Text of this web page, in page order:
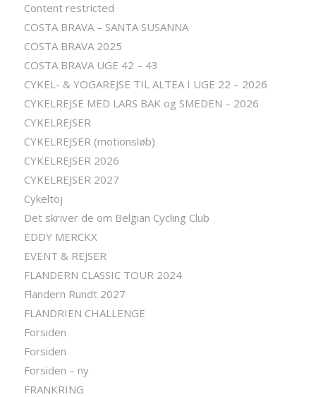
Content restricted
COSTA BRAVA – SANTA SUSANNA
COSTA BRAVA 2025
COSTA BRAVA UGE 42 – 43
CYKEL- & YOGAREJSE TIL ALTEA I UGE 22 – 2026
CYKELREJSE MED LARS BAK og SMEDEN – 2026
CYKELREJSER
CYKELREJSER (motionsløb)
CYKELREJSER 2026
CYKELREJSER 2027
Cykeltoj
Det skriver de om Belgian Cycling Club
EDDY MERCKX
EVENT & REJSER
FLANDERN CLASSIC TOUR 2024
Flandern Rundt 2027
FLANDRIEN CHALLENGE
Forsiden
Forsiden
Forsiden – ny
FRANKRING